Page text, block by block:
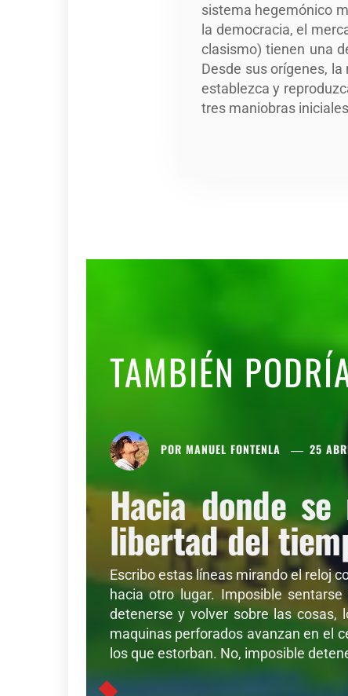
sistema hegemónico
la democracia, el
clasismo) tienen una
Desde sus orígenes,
establezca y
tres maniobras
TAMBIÉN
POR MANUEL FONTENLA 25
Hacia donde
libertad del
Escribo estas líneas mirando el reloj
hacia otro lugar. Imposible
detenerse y volver sobre las cosas,
maquinas perforados avanzan en el
los que estorban. No, imposible